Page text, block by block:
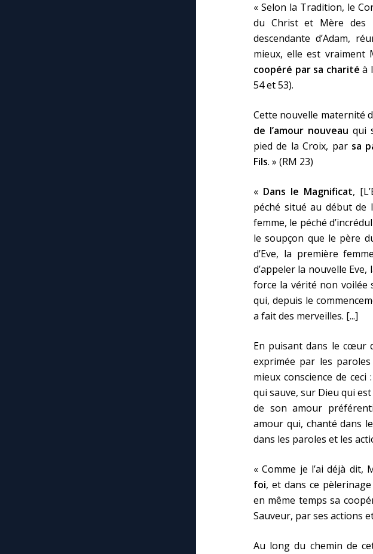
« Selon la Tradition, le
du Christ et Mère des
descendante d’Adam,
mieux, elle est vraiment
coopéré par sa charité à
54 et 53).
Cette nouvelle maternité
de l’amour nouveau qui
pied de la Croix, par sa
Fils. » (RM 23)
« Dans le Magnificat,
péché situé au début de
femme, le péché
le soupçon que le père
d’Eve, la première
d’appeler la nouvelle
force la vérité non
qui, depuis le
a fait des merveilles. [...]
En puisant dans le cœur
exprimée par les
mieux conscience de
qui sauve, sur Dieu qui
de son amour
amour qui, chanté dans
dans les paroles et les
« Comme je l’ai déjà dit,
foi, et dans ce pèlerinage
en même temps sa
Sauveur, par ses actions
Au long du chemin de